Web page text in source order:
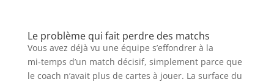
Le problème qui fait perdre des matchs
Vous avez déjà vu une équipe s’effondrer à la
mi‑temps d’un match décisif, simplement parce que
le coach n’avait plus de cartes à jouer. La surface du